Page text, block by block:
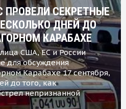
ПРОВЕЛИ СЕКРЕТНЫЕ
ДНЕЙ ДО
КАРАБАХЕ
США, ЕС и России
для обсуждения
Карабахе 17 сентября,
до того, как
непризнанной